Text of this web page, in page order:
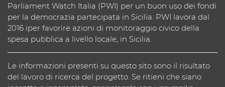
Parliament Watch Italia (PWI) per un buon uso dei fondi
per la democrazia partecipata in Sicilia. PWI lavora dal
2016 iper favorire azioni di monitoraggio civico della
spesa pubblica a livello locale, in Sicilia.
Le informazioni presenti su questo sito sono il risultato
del lavoro di ricerca del progetto. Se ritieni che siano